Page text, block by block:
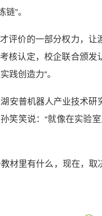
”。
价的一部分权力，让
核认定，校企联合颁发
践创造力”。
普机器人产业技术研
笑笑说：“就像在实验
材里有什么，现在，取